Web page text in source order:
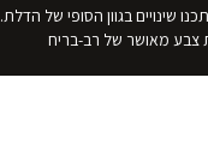
שינויים בגוון הסופי של הדלת.
צבע מאושר של רב-בריח